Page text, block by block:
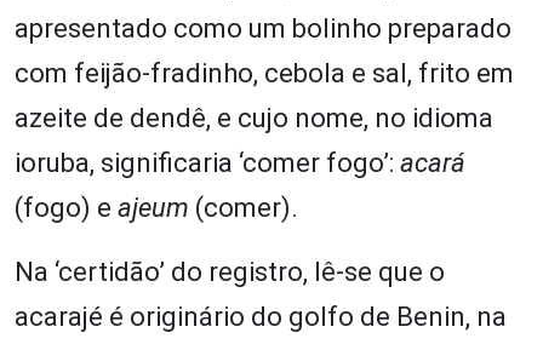
apresentado como um bolinho preparado
com feijão-fradinho, cebola e sal, frito em
azeite de dendê, e cujo nome, no idioma
ioruba, significaria ‘comer fogo’: acará
(fogo) e ajeum (comer).
Na ‘certidão’ do registro, lê-se que o
acarajé é originário do golfo de Benin, na